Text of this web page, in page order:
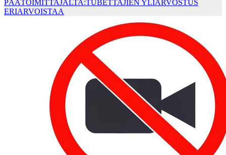
PÄÄTOIMITTAJALTA:TUBETTAJIEN YLIARVOSTUS
ERIARVOISTAA